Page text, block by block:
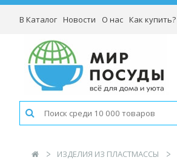
В Каталог Новости О нас Как купить?
ИЗДЕЛИЯ ИЗ ПЛАСТМАССЫ